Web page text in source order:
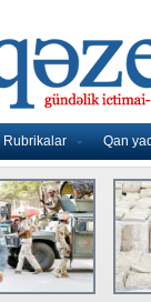
Rubrikalar Qan